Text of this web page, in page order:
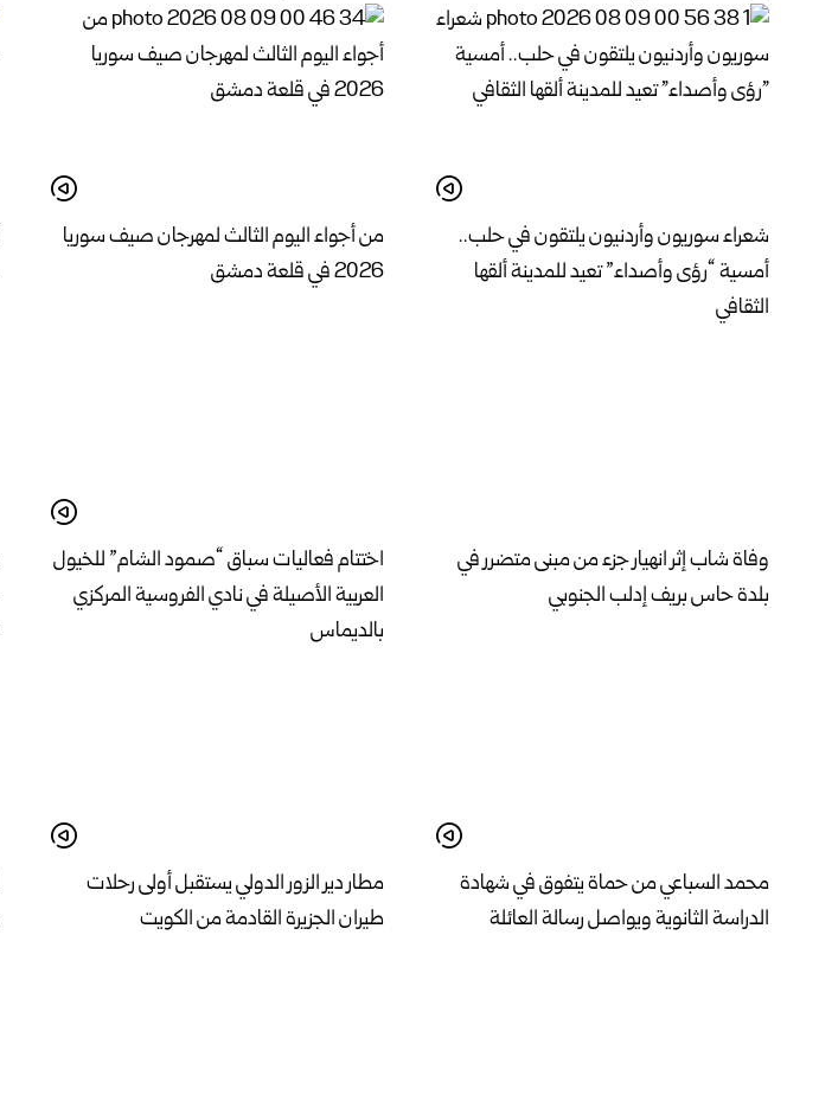
شعراء سوريون وأردنيون يلتقون في حلب..
أمسية “رؤى وأصداء” تعيد للمدينة ألقها
الثقافي
من أجواء اليوم الثالث لمهرجان صيف سوريا
2026 في قلعة دمشق
وفاة شاب إثر انهيار جزء من مبنى متضرر في
بلدة حاس بريف إدلب الجنوبي
اختتام فعاليات سباق “صمود الشام” للخيول
العربية الأصيلة في نادي الفروسية المركزي
بالديماس
محمد السباعي من حماة يتفوق في شهادة
الدراسة الثانوية ويواصل رسالة العائلة
مطار دير الزور الدولي يستقبل أولى رحلات
طيران الجزيرة ‏القادمة من الكويت